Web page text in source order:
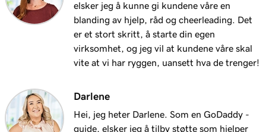
elsker jeg å kunne gi kundene våre en
blanding av hjelp, råd og cheerleading. Det
er et stort skritt, å starte din egen
virksomhet, og jeg vil at kundene våre skal
vite at vi har ryggen, uansett hva de trenger!
Darlene
Hei, jeg heter Darlene. Som en GoDaddy -
guide, elsker jeg å tilby støtte som hjelper